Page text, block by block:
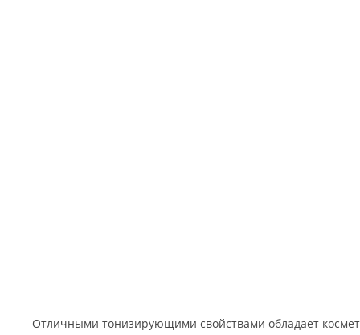
Отличными тонизирующими свойствами обладает